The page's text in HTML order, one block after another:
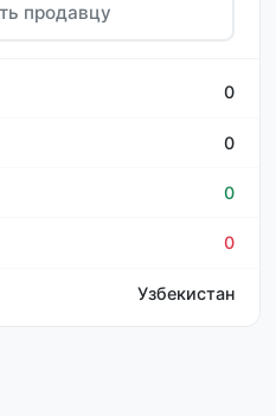
продавцу
0
0
0
0
Узбекистан